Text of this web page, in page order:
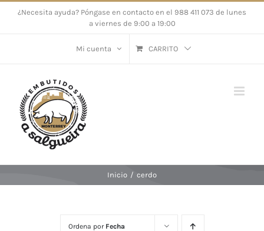
Saltar¿Necesita ayuda? Póngase en contacto en el 988 411 073 de lunes
a viernes de 9:00 a 19:00
Mi cuenta CARRITO
Inicio / cerdo
Ordena por Fecha